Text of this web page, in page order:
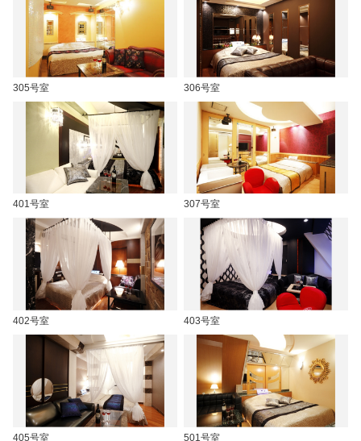
305号室 306号室
401号室 307号室
402号室 403号室
405号室 501号室